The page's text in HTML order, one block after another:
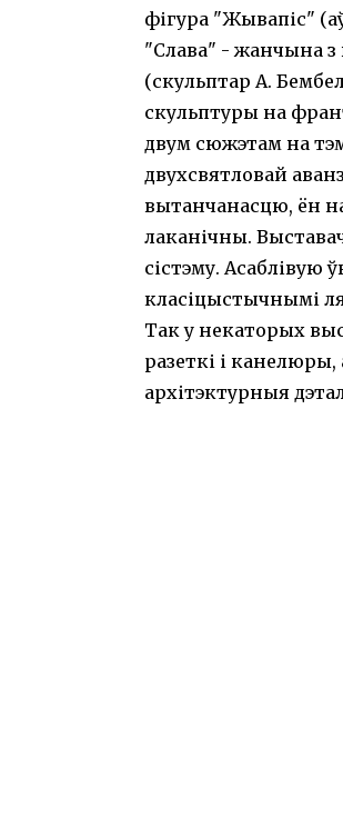
фігура "Жывапіс"
"Слава" - жанчына з
(скульптар А.
скульптуры на
двум сюжэтам на
двухсвятловай
вытанчанасцю, ён
лаканічны.
сістэму. Асаблівую
класіцыстычнымі
Так у некаторых
разеткі і
архітэктурныя